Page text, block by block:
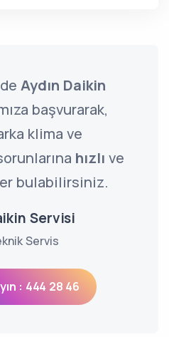
Aydın Daikin
başvurarak,
klima ve
hızlı ve
bulabilirsiniz.
Servisi
Servis
: 444 28 46